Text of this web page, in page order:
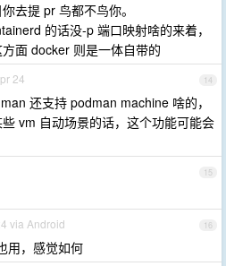
去提 pr 鸟都不鸟你。
的话没-p 端口映射啥的来着，
面 docker 则是一体自带的
14
24
还支持 podman machine 啥的，
vm 自动场景的话，这个功能可能会
15
16
via Android
用，感觉如何